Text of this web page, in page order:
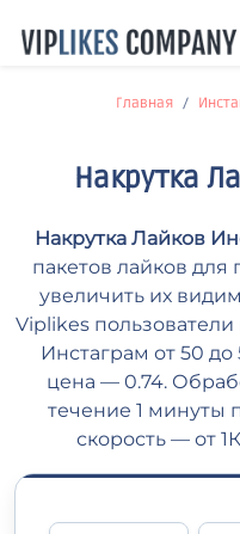
Главная
Накрутка
Накрутка Лайков
пакетов лайков для
увеличить их
Viplikes пользователи
Инстаграм от 50
цена — 0.74.
течение 1 минуты
скорость — от